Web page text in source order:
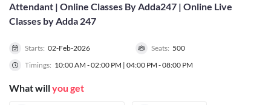
Attendant | Online Classes By Adda247 | Online Live
Classes by Adda 247
Starts: 02-Feb-2026 Seats: 500
Timings: 10:00 AM - 02:00 PM | 04:00 PM - 08:00 PM
What willyou get